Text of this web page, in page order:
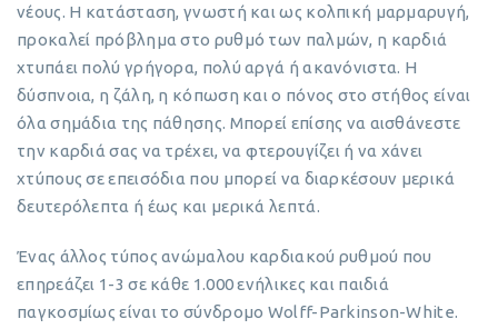
νέους. Η κατάσταση, γνωστή και ως κολπική μαρμαρυγή,
προκαλεί πρόβλημα στο ρυθμό των παλμών, η καρδιά
χτυπάει πολύ γρήγορα, πολύ αργά ή ακανόνιστα. Η
δύσπνοια, η ζάλη, η κόπωση και ο πόνος στο στήθος είναι
όλα σημάδια της πάθησης. Μπορεί επίσης να αισθάνεστε
την καρδιά σας να τρέχει, να φτερουγίζει ή να χάνει
χτύπους σε επεισόδια που μπορεί να διαρκέσουν μερικά
δευτερόλεπτα ή έως και μερικά λεπτά.
Ένας άλλος τύπος ανώμαλου καρδιακού ρυθμού που
επηρεάζει 1-3 σε κάθε 1.000 ενήλικες και παιδιά
παγκοσμίως είναι το σύνδρομο Wolff-Parkinson-White.